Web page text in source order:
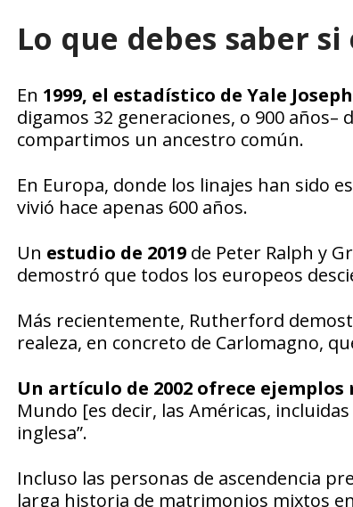
Lo que debes saber
En 1999, el estadístico de Yale
digamos 32 generaciones, o 900
compartimos un ancestro común.
En Europa, donde los linajes han sido
vivió hace apenas 600 años.
Un estudio de 2019de Peter Ralph y
demostró que todos los europeos
Más recientemente, Rutherford
realeza, en concreto de Carlomagno,
Un artículo de 2002 ofrece ejemplos
Mundo [es decir, las Américas,
inglesa”.
Incluso las personas de ascendencia
larga historia de matrimonios mixtos